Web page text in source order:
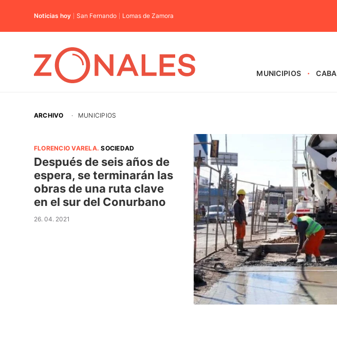
Noticias hoy San Fernando Lomas de Zamora
MUNICIPIOS CABA
ARCHIVO · MUNICIPIOS
FLORENCIO VARELA.SOCIEDAD
Después de seis años de
espera, se terminarán las
obras de una ruta clave
en el sur del Conurbano
26. 04. 2021